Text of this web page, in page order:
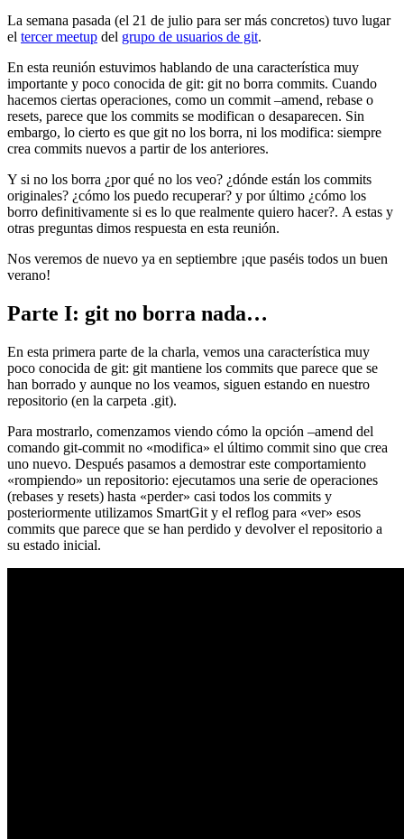
La semana pasada (el 21 de julio para ser más concretos) tuvo lugar
el tercer meetup del grupo de usuarios de git.
En esta reunión estuvimos hablando de una característica muy
importante y poco conocida de git: git no borra commits. Cuando
hacemos ciertas operaciones, como un commit –amend, rebase o
resets, parece que los commits se modifican o desaparecen. Sin
embargo, lo cierto es que git no los borra, ni los modifica: siempre
crea commits nuevos a partir de los anteriores.
Y si no los borra ¿por qué no los veo? ¿dónde están los commits
originales? ¿cómo los puedo recuperar? y por último ¿cómo los
borro definitivamente si es lo que realmente quiero hacer?. A estas y
otras preguntas dimos respuesta en esta reunión.
Nos veremos de nuevo ya en septiembre ¡que paséis todos un buen
verano!
Parte I: git no borra nada…
En esta primera parte de la charla, vemos una característica muy
poco conocida de git: git mantiene los commits que parece que se
han borrado y aunque no los veamos, siguen estando en nuestro
repositorio (en la carpeta .git).
Para mostrarlo, comenzamos viendo cómo la opción –amend del
comando git-commit no «modifica» el último commit sino que crea
uno nuevo. Después pasamos a demostrar este comportamiento
«rompiendo» un repositorio: ejecutamos una serie de operaciones
(rebases y resets) hasta «perder» casi todos los commits y
posteriormente utilizamos SmartGit y el reflog para «ver» esos
commits que parece que se han perdido y devolver el repositorio a
su estado inicial.